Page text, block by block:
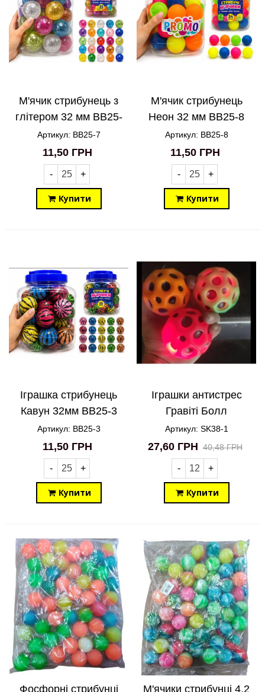
М'ячик стрибунець з
глітером 32 мм BB25-
7
Артикул: BB25-7
11,50 ГРН
- +
Купити
М'ячик стрибунець
Неон 32 мм BB25-8
Артикул: BB25-8
11,50 ГРН
- +
Купити
Іграшка стрибунець
Кавун 32мм BB25-3
Артикул: BB25-3
11,50 ГРН
- +
Купити
Іграшки антистрес
Гравіті Болл
стрибунець Gravity
Moon Ball світиться
SK38-1
Артикул: SK38-1
27,60 ГРН 40,48 ГРН
- +
Купити
Фосфорні стрибунці М'ячики стрибунці 4.2